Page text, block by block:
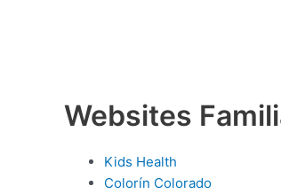
Websites
Kids Health
Colorín Colorado